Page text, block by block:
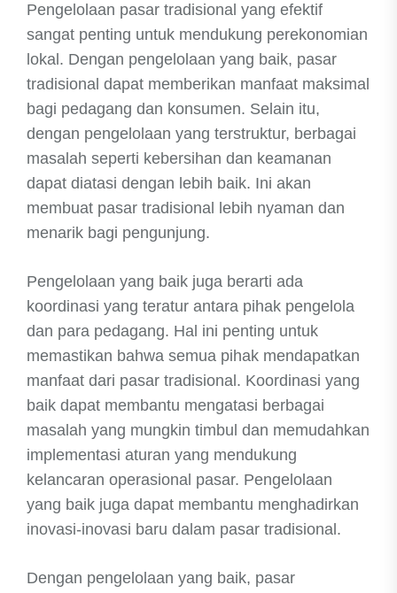
Pengelolaan pasar tradisional yang efektif
sangat penting untuk mendukung perekonomian
lokal. Dengan pengelolaan yang baik, pasar
tradisional dapat memberikan manfaat maksimal
bagi pedagang dan konsumen. Selain itu,
dengan pengelolaan yang terstruktur, berbagai
masalah seperti kebersihan dan keamanan
dapat diatasi dengan lebih baik. Ini akan
membuat pasar tradisional lebih nyaman dan
menarik bagi pengunjung.
Pengelolaan yang baik juga berarti ada
koordinasi yang teratur antara pihak pengelola
dan para pedagang. Hal ini penting untuk
memastikan bahwa semua pihak mendapatkan
manfaat dari pasar tradisional. Koordinasi yang
baik dapat membantu mengatasi berbagai
masalah yang mungkin timbul dan memudahkan
implementasi aturan yang mendukung
kelancaran operasional pasar. Pengelolaan
yang baik juga dapat membantu menghadirkan
inovasi-inovasi baru dalam pasar tradisional.
Dengan pengelolaan yang baik, pasar